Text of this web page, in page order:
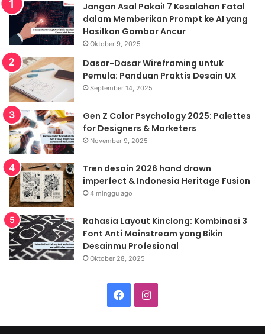
Jangan Asal Pakai! 7 Kesalahan Fatal
dalam Memberikan Prompt ke AI yang
Hasilkan Gambar Ancur
Oktober 9, 2025
Dasar-Dasar Wireframing untuk
Pemula: Panduan Praktis Desain UX
September 14, 2025
Gen Z Color Psychology 2025: Palettes
for Designers & Marketers
November 9, 2025
Tren desain 2026 hand drawn
imperfect & Indonesia Heritage Fusion
4 minggu ago
Rahasia Layout Kinclong: Kombinasi 3
Font Anti Mainstream yang Bikin
Desainmu Profesional
Oktober 28, 2025
FacebookInstagram